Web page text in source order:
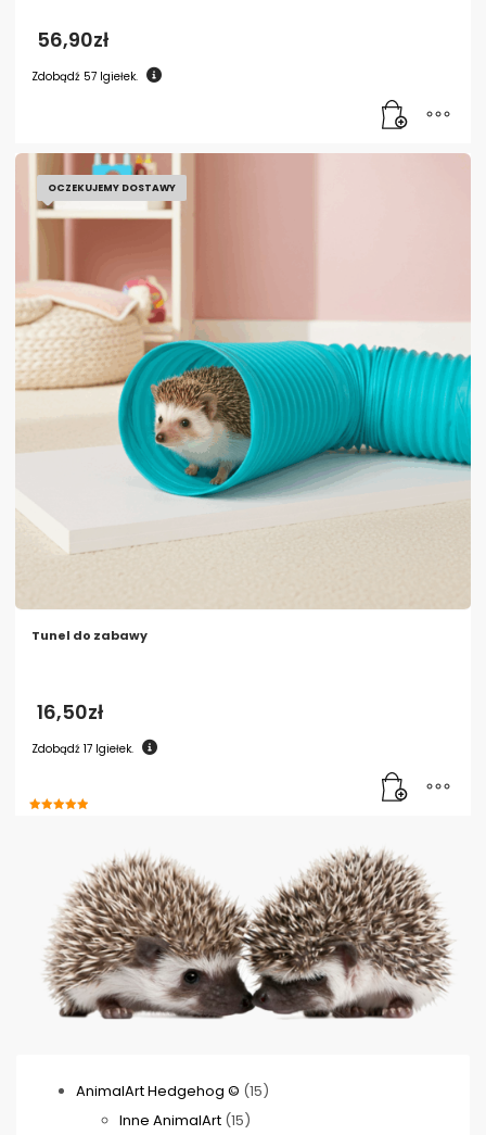
56,90zł
Zdobądź 57 Igiełek.
OCZEKUJEMY DOSTAWY
Tunel do zabawy
16,50zł
Zdobądź 17 Igiełek.
AnimalArt Hedgehog © 1515
Inne AnimalArt 1515